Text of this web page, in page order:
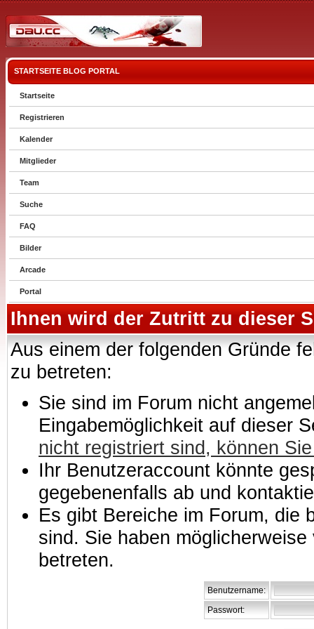
STARTSEITE BLOG PORTAL
Startseite
Registrieren
Kalender
Mitglieder
Team
Suche
FAQ
Bilder
Arcade
Portal
Ihnen wird der Zutritt zu dieser
Aus einem der folgenden Gründe
zu betreten:
Sie sind im Forum nicht
Eingabemöglichkeit auf dieser
nicht registriert sind, können
Ihr Benutzeraccount könnte
gegebenenfalls ab und
Es gibt Bereiche im Forum, die
sind. Sie haben
betreten.
Benutzername:
Passwort: